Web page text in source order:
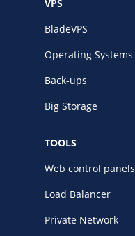
VPS
BladeVPS
Operating Systems
Back-ups
Big Storage
TOOLS
Web control panels
Load Balancer
Private Network